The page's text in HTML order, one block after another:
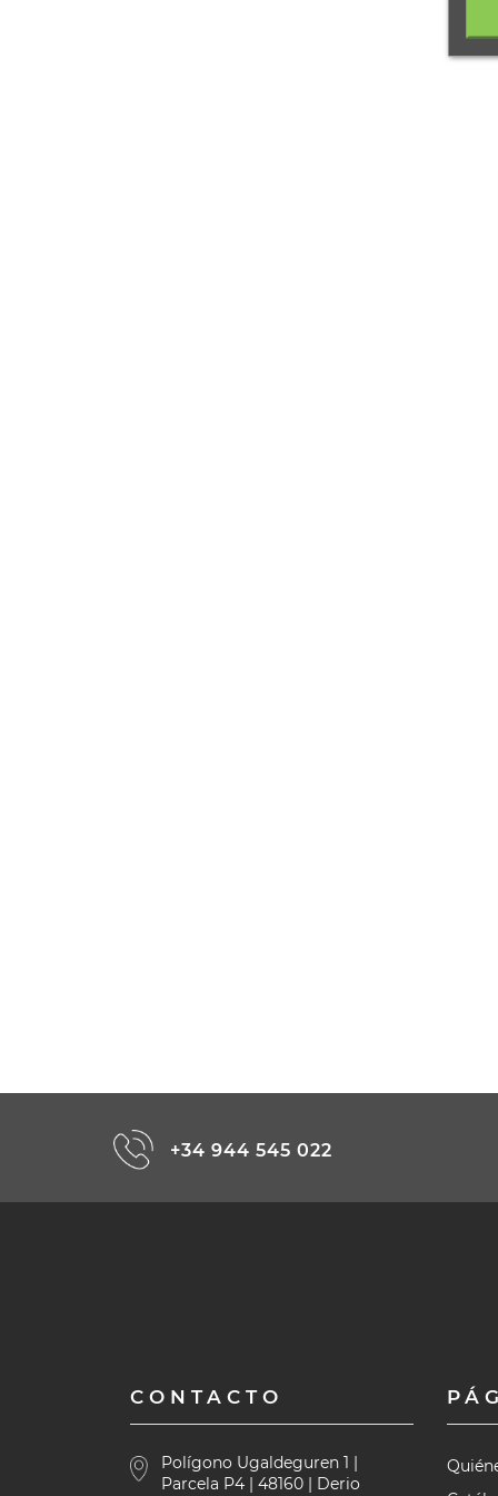
+34 944 545 022
CONTACTO
Polígono Ugaldeguren 1 |
Parcela P4 | 48160 | Derio